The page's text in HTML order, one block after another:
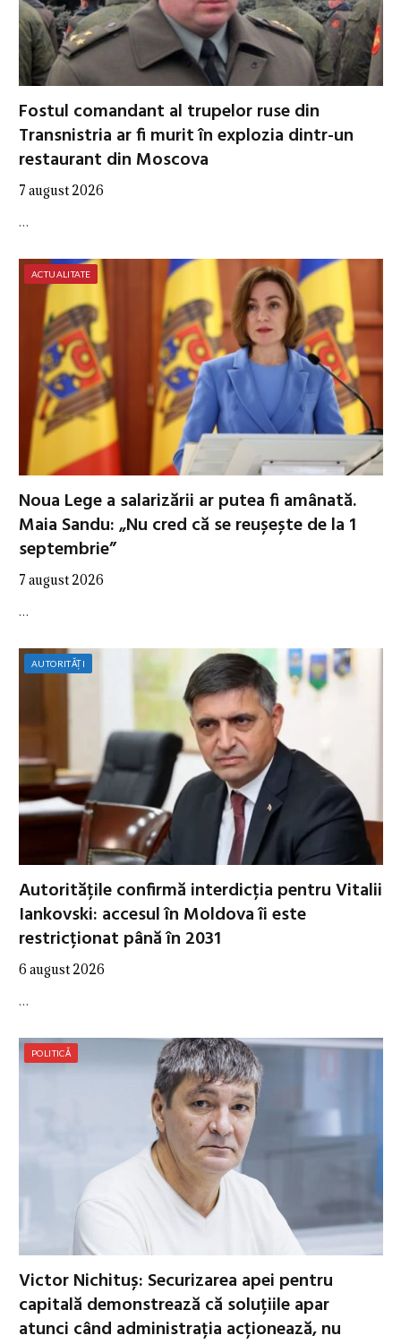
Fostul comandant al trupelor ruse din
Transnistria ar fi murit în explozia dintr-un
restaurant din Moscova
7 august 2026
…
ACTUALITATE
Noua Lege a salarizării ar putea fi amânată.
Maia Sandu: „Nu cred că se reușește de la 1
septembrie”
7 august 2026
…
AUTORITĂȚI
Autoritățile confirmă interdicția pentru Vitalii
Iankovski: accesul în Moldova îi este
restricționat până în 2031
6 august 2026
…
POLITICĂ
Victor Nichituș: Securizarea apei pentru
capitală demonstrează că soluțiile apar
atunci când administrația acționează, nu